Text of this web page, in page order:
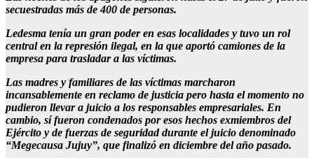
secuestradas más de 400 de personas.
Ledesma tenía un gran poder en esas localidades y tuvo un rol
central en la represión ilegal, en la que aportó camiones de la
empresa para trasladar a las víctimas.
Las madres y familiares de las víctimas marcharon
incansablemente en reclamo de justicia pero hasta el momento no
pudieron llevar a juicio a los responsables empresariales. En
cambio, sí fueron condenados por esos hechos exmiembros del
Ejército y de fuerzas de seguridad durante el juicio denominado
“Megecausa Jujuy”, que finalizó en diciembre del año pasado.